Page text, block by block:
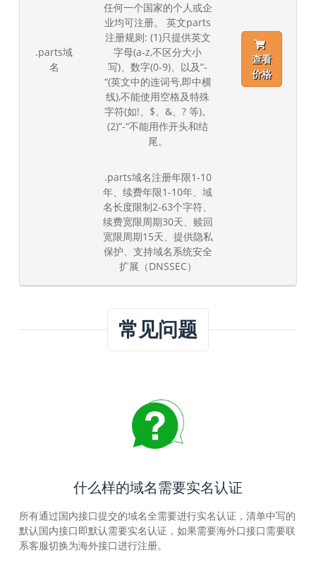
.parts域
名
任何一个国家的个人或企
业均可注册。 英文parts
注册规则: (1)只提供英文
字母(a-z,不区分大小
写)、数字(0-9)、以及”-
“(英文中的连词号,即中横
线),不能使用空格及特殊
字符(如!、$、&、? 等)。
(2)”-“不能用作开头和结
尾。
.parts域名注册年限1-10
年、续费年限1-10年、域
名长度限制2-63个字符、
续费宽限周期30天、赎回
宽限周期15天、提供隐私
保护、支持域名系统安全
扩展（DNSSEC）
查看
价格
常见问题
什么样的域名需要实名认证
所有通过国内接口提交的域名全需要进行实名认证，清单中写的
默认国内接口即默认需要实名认证，如果需要海外口接口需要联
系客服切换为海外接口进行注册。